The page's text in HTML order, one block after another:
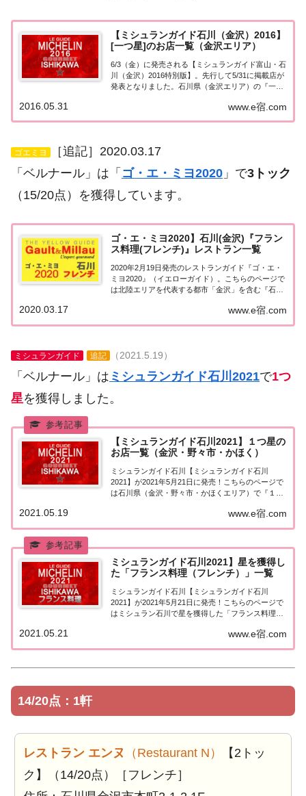
【ミシュランガイド石川（金沢）2016】
[一つ星]のお店一覧（金沢エリア）
6/3（金）に発売される【ミシュランガイド富山・石
川（金沢）2016特別版】。先行して5/31に掲載店が
発表となりました。石川県（金沢エリア）の『一つ
川（金沢） １つ星「ミシュランガイド富山・石川
2016特別版」の石川・金沢エリアで１...
www.e宿.com
2016.05.31
ゴエミヨ
［追記］2020.03.17
「ベルナール」は「 ゴ・エ・ミヨ2020 」で3トック
（15/20点）を獲得しています。
ゴ・エ・ミヨ2020】石川(金沢)『フラン
ス料理(フレンチ)』レストラン一覧
2020年2月19日発売のレストランガイド『ゴ・エ・
ミヨ2020』（イエローガイド）。こちらのページで
は北陸エリアを代表する都市「金沢」を含む『石川
チ）」のお店の情報について一覧にまとめました。
www.e宿.com
2020.03.17
ミシュランガイド 追記 （2021.5.19）
「ベルナール」は ミシュランガイド石川2021で1つ
星を獲得しました。
【ミシュランガイド石川2021】１つ星の
お店一覧（金沢・野々市・かほく）
ミシュランガイド石川【ミシュランガイド石川
2021】が2021年5月21日に発売！こちらのページで
は石川県（金沢・野々市・かほくエリア）で『１つ
覧にまとめました。ミシュランガイド石川2021『１
www.e宿.com
2021.05.19
ミシュランガイド石川2021】星を獲得し
た「フランス料理（フレンチ）」一覧
ミシュランガイド石川【ミシュランガイド石川
2021】が2021年5月21日に発売！こちらのページで
はミシュラン石川で星を獲得した「フランス料理
石川2021「フランス料理」「ミシュランガイド石川
www.e宿.com
2021.05.21
14/20点：1軒
レストラン エンヌ （Restaurant N）
【2トッ
ク】（14/20点）［フレンチ］